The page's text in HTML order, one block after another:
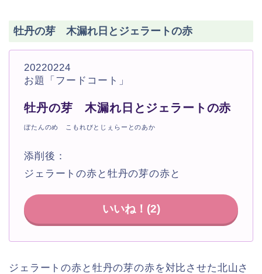
牡丹の芽 木漏れ日とジェラートの赤
20220224
お題「フードコート」
牡丹の芽 木漏れ日とジェラートの赤
ぼたんのめ こもれびとじぇらーとのあか
添削後：
ジェラートの赤と牡丹の芽の赤と
いいね！(2)
ジェラートの赤と牡丹の芽の赤を対比させた北山さ